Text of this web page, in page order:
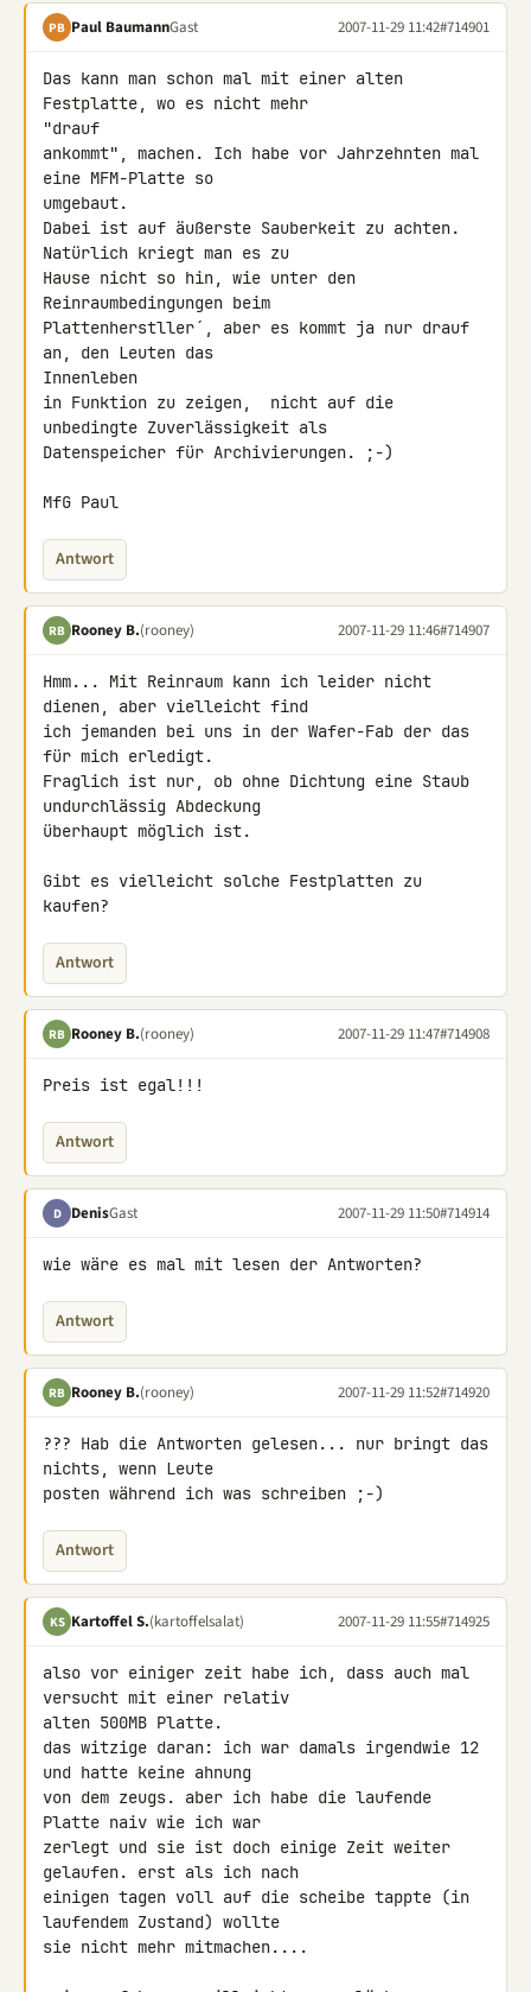
PB Paul BaumannGast 2007-11-29 11:42#714901
Das kann man schon mal mit einer alten
Festplatte, wo es nicht mehr
"drauf
ankommt", machen. Ich habe vor Jahrzehnten mal
eine MFM-Platte so
umgebaut.
Dabei ist auf äußerste Sauberkeit zu achten.
Natürlich kriegt man es zu
Hause nicht so hin, wie unter den
Reinraumbedingungen beim
Plattenherstller´, aber es kommt ja nur drauf
an, den Leuten das
Innenleben
in Funktion zu zeigen,  nicht auf die
unbedingte Zuverlässigkeit als
Datenspeicher für Archivierungen. ;-)
MfG Paul
Antwort
RB Rooney B.(rooney) 2007-11-29 11:46#714907
Hmm... Mit Reinraum kann ich leider nicht
dienen, aber vielleicht find
ich jemanden bei uns in der Wafer-Fab der das
für mich erledigt.
Fraglich ist nur, ob ohne Dichtung eine Staub
undurchlässig Abdeckung
überhaupt möglich ist.
Gibt es vielleicht solche Festplatten zu
kaufen?
Antwort
RB Rooney B.(rooney) 2007-11-29 11:47#714908
Preis ist egal!!!
Antwort
D DenisGast 2007-11-29 11:50#714914
wie wäre es mal mit lesen der Antworten?
Antwort
RB Rooney B.(rooney) 2007-11-29 11:52#714920
??? Hab die Antworten gelesen... nur bringt das
nichts, wenn Leute
posten während ich was schreiben ;-)
Antwort
KS Kartoffel S.(kartoffelsalat) 2007-11-29 11:55#714925
also vor einiger zeit habe ich, dass auch mal
versucht mit einer relativ
alten 500MB Platte.
das witzige daran: ich war damals irgendwie 12
und hatte keine ahnung
von dem zeugs. aber ich habe die laufende
Platte naiv wie ich war
zerlegt und sie ist doch einige Zeit weiter
gelaufen. erst als ich nach
einigen tagen voll auf die scheibe tappte (in
laufendem Zustand) wollte
sie nicht mehr mitmachen....